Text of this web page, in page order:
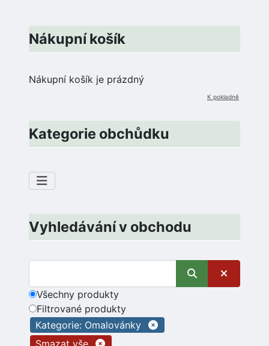
Nákupní košík
Nákupní košík je prázdný
K pokladně
Kategorie obchůdku
Vyhledávání v obchodu
Všechny produkty
Filtrované produkty
Kategorie: Omalovánky
Smazat vše